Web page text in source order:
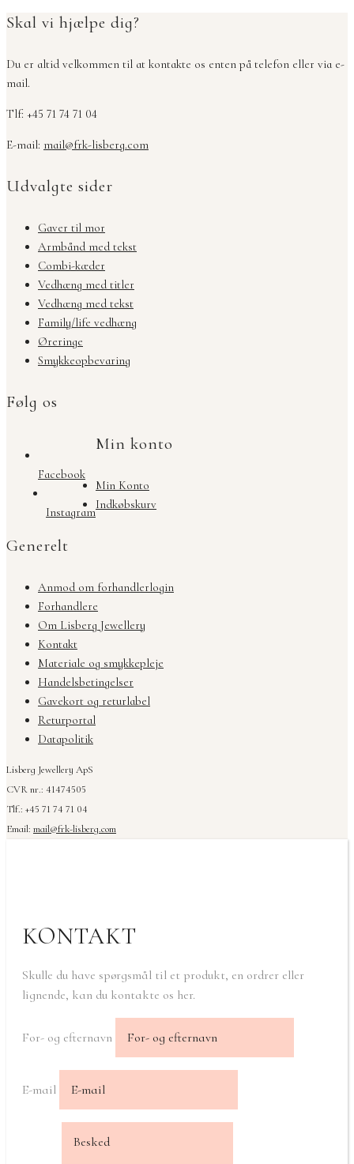
Skal vi hjælpe dig?
Du er altid velkommen til at kontakte os enten på telefon eller via e-
mail.
Tlf: +45 71 74 71 04
E-mail: mail@frk-lisberg.com
Udvalgte sider
Gaver til mor
Armbånd med tekst
Combi-kæder
Vedhæng med titler
Vedhæng med tekst
Family/life vedhæng
Øreringe
Smykkeopbevaring
Følg os
Facebook
Instagram
Min konto
Min Konto
Indkøbskurv
Generelt
Anmod om forhandlerlogin
Forhandlere
Om Lisberg Jewellery
Kontakt
Materiale og smykkepleje
Handelsbetingelser
Gavekort og returlabel
Returportal
Datapolitik
Lisberg Jewellery ApS
CVR nr.: 41474505
Tlf.: +45 71 74 71 04
Email: mail@frk-lisberg.com
KONTAKT
Skulle du have spørgsmål til et produkt, en ordrer eller
lignende, kan du kontakte os her.
For- og efternavn
E-mail